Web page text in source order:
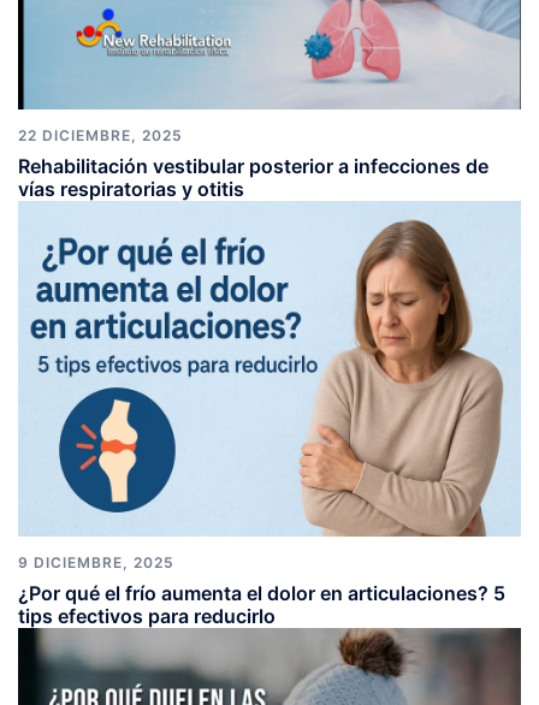
22 DICIEMBRE, 2025
Rehabilitación vestibular posterior a infecciones de
vías respiratorias y otitis
9 DICIEMBRE, 2025
¿Por qué el frío aumenta el dolor en articulaciones? 5
tips efectivos para reducirlo